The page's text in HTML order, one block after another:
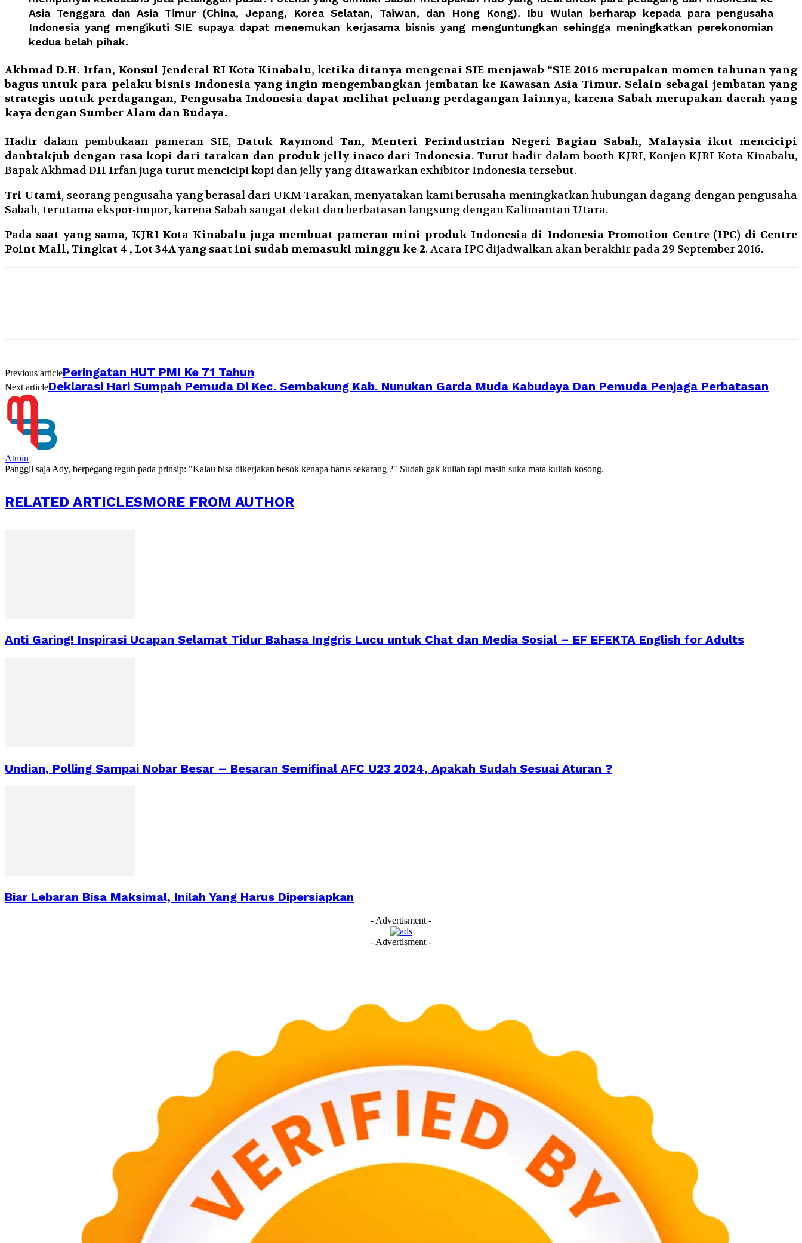
Asia Tenggara dan Asia Timur (China, Jepang, Korea Selatan, Taiwan, dan Hong Kong). Ibu Wulan berharap kepada para pengusaha
Indonesia yang mengikuti SIE supaya dapat menemukan kerjasama bisnis yang menguntungkan sehingga meningkatkan perekonomian
kedua belah pihak.
Akhmad D.H. Irfan, Konsul Jenderal RI Kota Kinabalu, ketika ditanya mengenai SIE menjawab “SIE 2016 merupakan momen tahunan yang
bagus untuk para pelaku bisnis Indonesia yang ingin mengembangkan jembatan ke Kawasan Asia Timur. Selain sebagai jembatan yang
strategis untuk perdagangan, Pengusaha Indonesia dapat melihat peluang perdagangan lainnya, karena Sabah merupakan daerah yang
kaya dengan Sumber Alam dan Budaya.
Hadir dalam pembukaan pameran SIE, Datuk Raymond Tan, Menteri Perindustrian Negeri Bagian Sabah, Malaysia ikut mencicipi
danbtakjub dengan rasa kopi dari tarakan dan produk jelly inaco dari Indonesia. Turut hadir dalam booth KJRI, Konjen KJRI Kota Kinabalu,
Bapak Akhmad DH Irfan juga turut mencicipi kopi dan jelly yang ditawarkan exhibitor Indonesia tersebut.
Tri Utami, seorang pengusaha yang berasal dari UKM Tarakan, menyatakan kami berusaha meningkatkan hubungan dagang dengan pengusaha
Sabah, terutama ekspor-impor, karena Sabah sangat dekat dan berbatasan langsung dengan Kalimantan Utara.
Pada saat yang sama, KJRI Kota Kinabalu juga membuat pameran mini produk Indonesia di Indonesia Promotion Centre (IPC) di Centre
Point Mall, Tingkat 4 , Lot 34A yang saat ini sudah memasuki minggu ke-2. Acara IPC dijadwalkan akan berakhir pada 29 September 2016.
Previous articlePeringatan HUT PMI Ke 71 Tahun
Next articleDeklarasi Hari Sumpah Pemuda Di Kec. Sembakung Kab. Nunukan Garda Muda Kabudaya Dan Pemuda Penjaga Perbatasan
Atmin
Panggil saja Ady, berpegang teguh pada prinsip: "Kalau bisa dikerjakan besok kenapa harus sekarang ?" Sudah gak kuliah tapi masih suka mata kuliah kosong.
RELATED ARTICLESMORE FROM AUTHOR
Anti Garing! Inspirasi Ucapan Selamat Tidur Bahasa Inggris Lucu untuk Chat dan Media Sosial – EF EFEKTA English for Adults
Undian, Polling Sampai Nobar Besar – Besaran Semifinal AFC U23 2024, Apakah Sudah Sesuai Aturan ?
Biar Lebaran Bisa Maksimal, Inilah Yang Harus Dipersiapkan
- Advertisment -
- Advertisment -